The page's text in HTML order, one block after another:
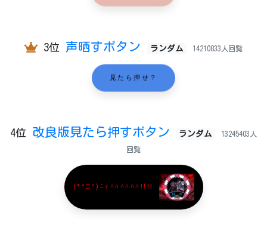
3位 声晒すボタン ランダム 14210833人回覧
見たら押せ？
4位 改良版見たら押すボタン ランダム 13245403人
回覧
(*^□^)ﾆｬﾊﾊﾊﾊﾊﾊ!!!!